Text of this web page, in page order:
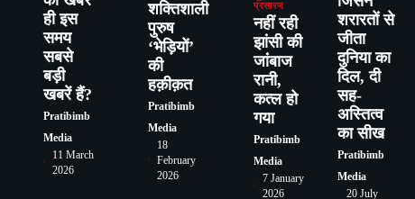
ही इस
समय
सबसे
बड़ी
खबरें हैं?
Pratibimb
Media
11 March
2026
शक्तिशाली
पुरुष
‘भेड़ियों’
की
हक़ीक़त
Pratibimb
Media
18
February
2026
प्रसारण
नहीं रही
झांसी की
जांंबाज
रानी,
कत्‍ल हो
गया
Pratibimb
Media
7 January
2026
शरारतों से
जीता
दुनिया का
दिल, दी
सह-
अस्तित्व
का सीख
Pratibimb
Media
20 July